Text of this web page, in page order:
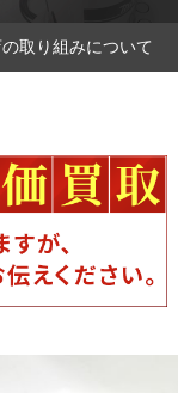
取り組みについて